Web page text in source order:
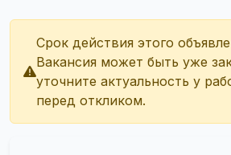
Срок действия этого
Вакансия может быть уже
уточните актуальность у
перед откликом.